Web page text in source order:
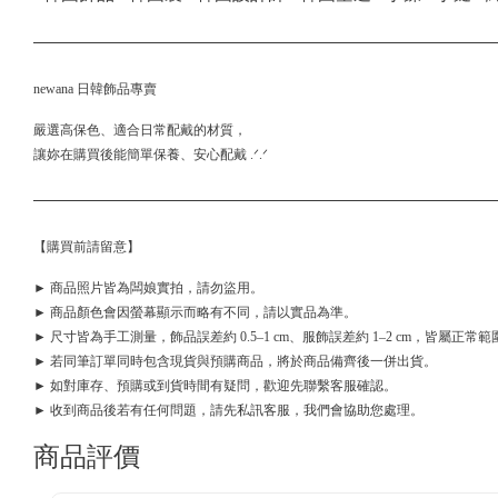
newana 日韓飾品專賣
嚴選高保色、適合日常配戴的材質，
讓妳在購買後能簡單保養、安心配戴 .ᐟ.ᐟ
【購買前請留意】
► 商品照片皆為闆娘實拍，請勿盜用。
► 商品顏色會因螢幕顯示而略有不同，請以實品為準。
► 尺寸皆為手工測量，飾品誤差約 0.5–1 cm、服飾誤差約 1–2 cm，皆屬正常範
► 若同筆訂單同時包含現貨與預購商品，將於商品備齊後一併出貨。
► 如對庫存、預購或到貨時間有疑問，歡迎先聯繫客服確認。
► 收到商品後若有任何問題，請先私訊客服，我們會協助您處理。
商品評價